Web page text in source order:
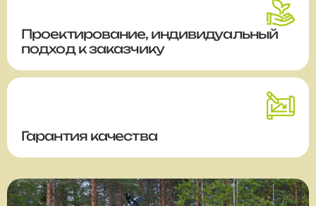
Проектирование, индивидуальный
подход к заказчику
Гарантия качества